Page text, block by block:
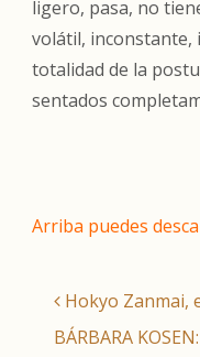
ligero, pasa, no
volátil, inconstante,
totalidad de la
sentados
Arriba puedes
Hokyo Zanmai,
BÁRBARA